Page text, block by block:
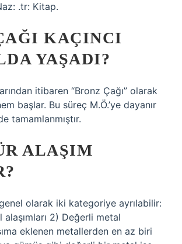
.tr: Kitap.
KAÇINCI
YAŞADI?
itibaren “Bronz Çağı” olarak
başlar. Bu süreç M.Ö.’ye dayanır
tamamlanmıştır.
ALAŞIM
olarak iki kategoriye ayrılabilir:
alaşımları 2) Değerli metal
eklenen metallerden en az biri